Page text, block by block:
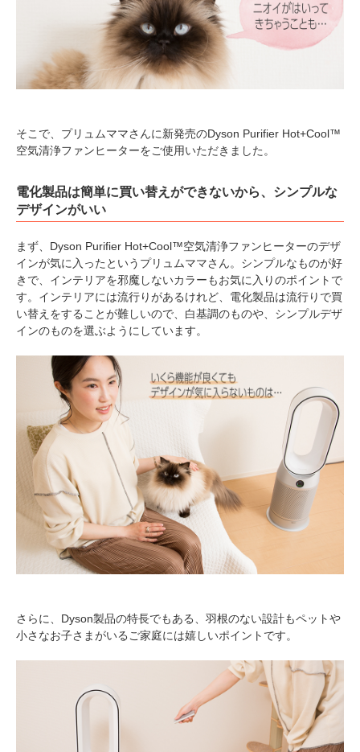
そこで、プリュムママさんに新発売のDyson Purifier Hot+Cool™
空気清浄ファンヒーターをご使用いただきました。
電化製品は簡単に買い替えができないから、シンプルな
デザインがいい
まず、Dyson Purifier Hot+Cool™空気清浄ファンヒーターのデザ
インが気に入ったというプリュムママさん。シンプルなものが好
きで、インテリアを邪魔しないカラーもお気に入りのポイントで
す。インテリアには流行りがあるけれど、電化製品は流行りで買
い替えをすることが難しいので、白基調のものや、シンプルデザ
インのものを選ぶようにしています。
さらに、Dyson製品の特長でもある、羽根のない設計もペットや
小さなお子さまがいるご家庭には嬉しいポイントです。